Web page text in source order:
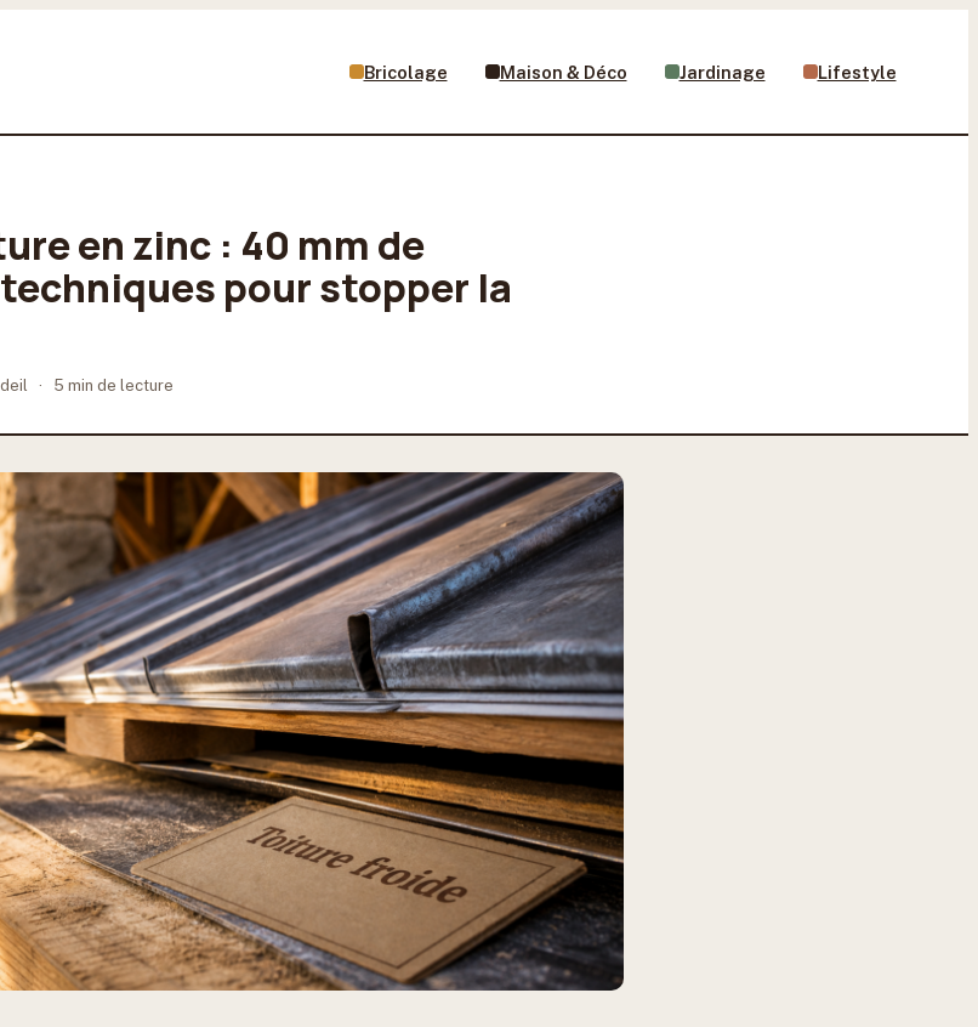
Bricolage Maison & Déco Jardinage Lifestyle
en zinc : 40 mm de
pour stopper la
· 5 min de lecture